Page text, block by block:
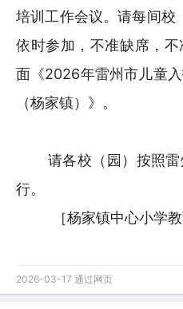
培训工作会议。请每间校
依时参加，不准缺席，
面《2026年雷州市儿童
（杨家镇）》。
请各校（园）按照
行。
［杨家镇中心小学
2026-03-17 通过网页